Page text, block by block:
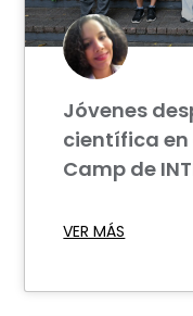
Jóvenes
científica en
Camp de
VER MÁS